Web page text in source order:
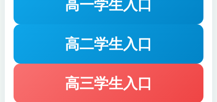
184【清史】
186【清史】 187【清史】
188【清史】 189【清史】（完）
高一学生入口
高二学生入口
高三学生入口